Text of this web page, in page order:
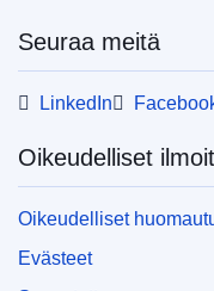
Seuraa meitä
LinkedIn
Oikeudelliset
Oikeudelliset
Evästeet